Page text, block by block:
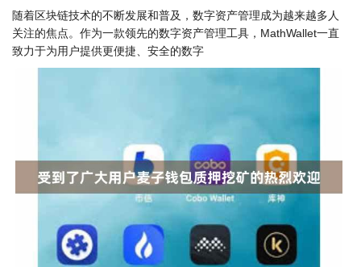
随着区块链技术的不断发展和普及，数字资产管理成为越来越多人
关注的焦点。作为一款领先的数字资产管理工具，MathWallet一直
致力于为用户提供更便捷、安全的数字